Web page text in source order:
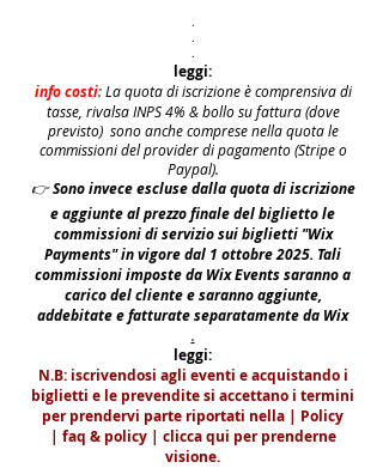
.
.
.
leggi:
info costi: La quota di iscrizione è comprensiva di
tasse, rivalsa INPS 4% & bollo su fattura (dove
previsto) sono anche comprese nella quota le
commissioni del provider di pagamento (Stripe o
Paypal).
👉Sono invece escluse dalla quota di iscrizione
e aggiunte al prezzo finale del biglietto le
commissioni di servizio sui biglietti "Wix
Payments" in vigore dal 1 ottobre 2025. Tali
commissioni imposte da Wix Events saranno a
carico del cliente e saranno aggiunte,
addebitate e fatturate separatamente da Wix
.
leggi:
N.B: iscrivendosi agli eventi e acquistando i
biglietti e le prevendite si accettano i termini
per prendervi parte riportati nella | Policy
| faq & policy | clicca qui per prenderne
visione.